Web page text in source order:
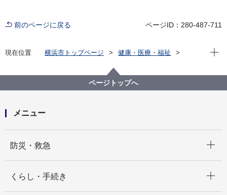
前のページに戻る ページID：280-487-711
現在位置 横浜市トップページ
健康・医療・福祉
障害福祉サービス・制度一覧
外出を支援するサービス
自動車の運転等に関する各種制度
現在
ページトップへ
メニュー
防災・救急
くらし・手続き